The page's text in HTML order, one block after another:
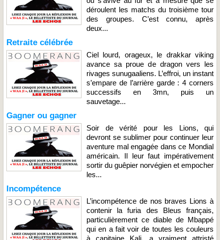
déroulent les matchs du troisième tour
des groupes. C’est connu, après
deux...
Retraite célébrée
Ciel lourd, orageux, le drakkar viking
avance sa proue de dragon vers les
rivages sunugaaliens. L’effroi, un instant
s’empare de l’arrière garde : 4 corners
successifs en 3mn, puis un
sauvetage...
Gagner ou gagner
Soir de vérité pour les Lions, qui
devront se sublimer pour continuer leur
aventure mal engagée dans ce Mondial
américain. Il leur faut impérativement
sortir du guêpier norvégien et empocher
les...
Incompétence
L’incompétence de nos braves Lions à
contenir la furia des Bleus français,
particulièrement ce diable de Mbappé
qui en a fait voir de toutes les couleurs
à capitaine Kali, a vraiment attristé